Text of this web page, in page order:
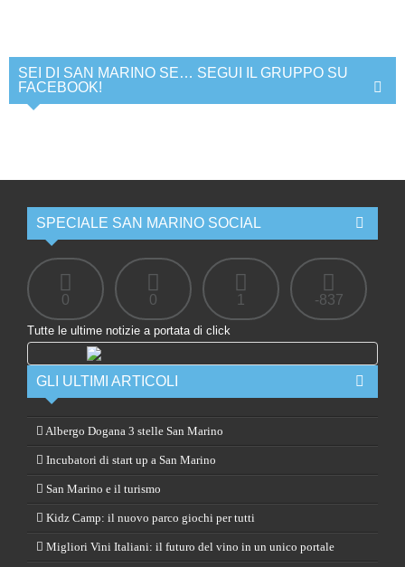
SEI DI SAN MARINO SE… SEGUI IL GRUPPO SU
FACEBOOK!
SPECIALE SAN MARINO SOCIAL
0 0 1 -837
Tutte le ultime notizie a portata di click
GLI ULTIMI ARTICOLI
Albergo Dogana 3 stelle San Marino
Incubatori di start up a San Marino
San Marino e il turismo
Kidz Camp: il nuovo parco giochi per tutti
Migliori Vini Italiani: il futuro del vino in un unico portale